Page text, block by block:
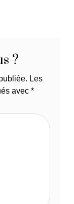
?
Les
avec *